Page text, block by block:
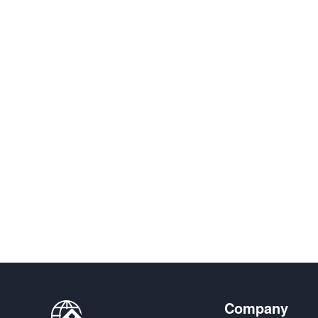
Company